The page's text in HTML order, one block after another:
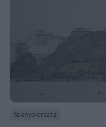
Spanyolország